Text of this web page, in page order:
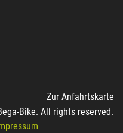
Zur Anfahrtskarte
Bike. All rights reserved.